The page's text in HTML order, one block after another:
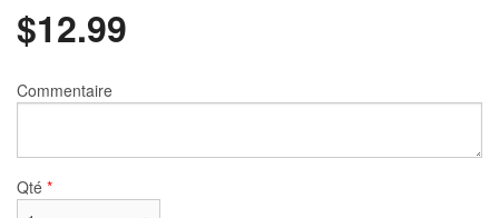
$12.99
Commentaire
Qté *